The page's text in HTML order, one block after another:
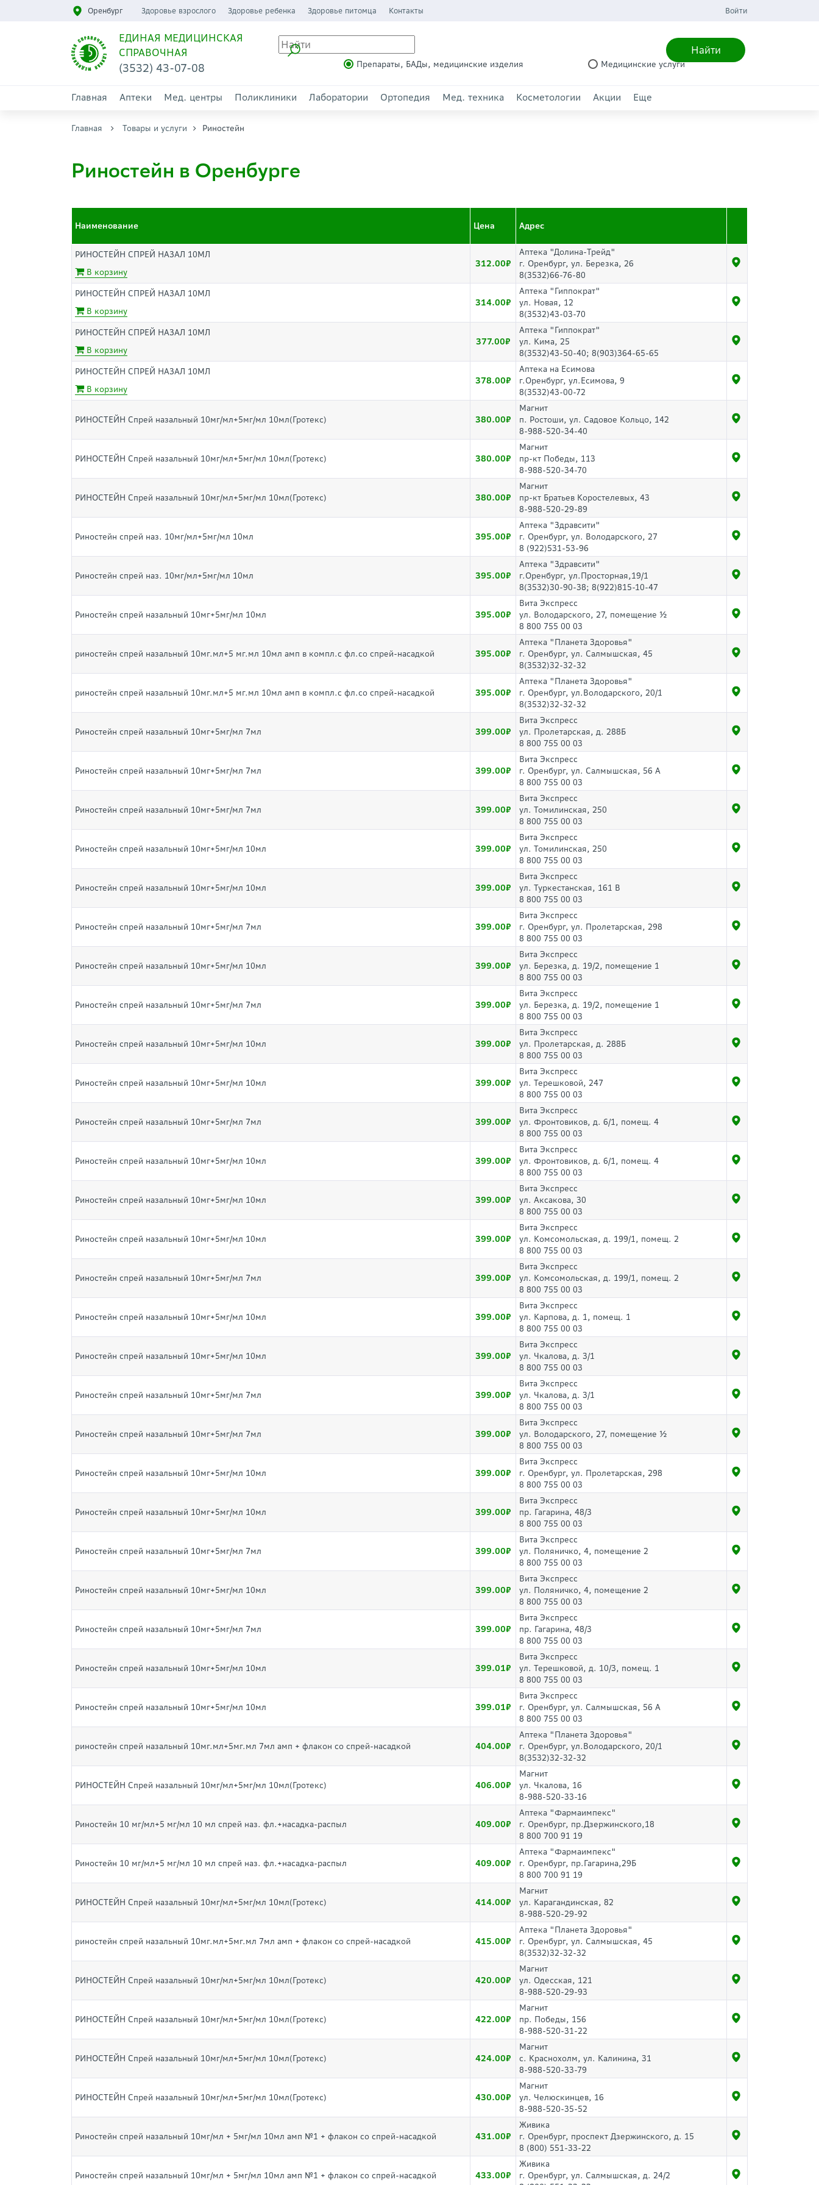
Оренбург Здоровье взрослого Здоровье ребенка Здоровье питомца Контакты Войти
ЕДИНАЯ МЕДИЦИНСКАЯ
СПРАВОЧНАЯ
(3532) 43-07-08
Найти
Препараты, БАДы, медицинские изделия Медицинские услуги
Главная Аптеки Мед. центры Поликлиники Лаборатории Ортопедия Мед. техника Косметологии Акции Еще
Главная Товары и услуги Риностейн
Риностейн в Оренбурге
Наименование Цена Адрес
РИНОСТЕЙН СПРЕЙ НАЗАЛ 10МЛ
В корзину
312.00
Аптека "Долина-Трейд"
г. Оренбург, ул. Березка, 26
8(3532)66-76-80
РИНОСТЕЙН СПРЕЙ НАЗАЛ 10МЛ
В корзину
314.00
Аптека "Гиппократ"
ул. Новая, 12
8(3532)43-03-70
РИНОСТЕЙН СПРЕЙ НАЗАЛ 10МЛ
В корзину
377.00
Аптека "Гиппократ"
ул. Кима, 25
8(3532)43-50-40; 8(903)364-65-65
РИНОСТЕЙН СПРЕЙ НАЗАЛ 10МЛ
В корзину
378.00
Аптека на Есимова
г.Оренбург, ул.Есимова, 9
8(3532)43-00-72
РИНОСТЕЙН Спрей назальный 10мг/мл+5мг/мл 10мл(Гротекс) 380.00
Магнит
п. Ростоши, ул. Садовое Кольцо, 142
8-988-520-34-40
РИНОСТЕЙН Спрей назальный 10мг/мл+5мг/мл 10мл(Гротекс) 380.00
Магнит
пр-кт Победы, 113
8-988-520-34-70
РИНОСТЕЙН Спрей назальный 10мг/мл+5мг/мл 10мл(Гротекс) 380.00
Магнит
пр-кт Братьев Коростелевых, 43
8-988-520-29-89
Риностейн спрей наз. 10мг/мл+5мг/мл 10мл 395.00
Аптека "Здравсити"
г. Оренбург, ул. Володарского, 27
8 (922)531-53-96
Риностейн спрей наз. 10мг/мл+5мг/мл 10мл 395.00
Аптека "Здравсити"
г.Оренбург, ул.Просторная,19/1
8(3532)30-90-38; 8(922)815-10-47
Риностейн спрей назальный 10мг+5мг/мл 10мл 395.00
Вита Экспресс
ул. Володарского, 27, помещение ½
8 800 755 00 03
риностейн спрей назальный 10мг.мл+5 мг.мл 10мл амп в компл.с фл.со спрей-насадкой 395.00
Аптека "Планета Здоровья"
г. Оренбург, ул. Салмышская, 45
8(3532)32-32-32
риностейн спрей назальный 10мг.мл+5 мг.мл 10мл амп в компл.с фл.со спрей-насадкой 395.00
Аптека "Планета Здоровья"
г. Оренбург, ул.Володарского, 20/1
8(3532)32-32-32
Риностейн спрей назальный 10мг+5мг/мл 7мл 399.00
Вита Экспресс
ул. Пролетарская, д. 288Б
8 800 755 00 03
Риностейн спрей назальный 10мг+5мг/мл 7мл 399.00
Вита Экспресс
г. Оренбург, ул. Салмышская, 56 А
8 800 755 00 03
Риностейн спрей назальный 10мг+5мг/мл 7мл 399.00
Вита Экспресс
ул. Томилинская, 250
8 800 755 00 03
Риностейн спрей назальный 10мг+5мг/мл 10мл 399.00
Вита Экспресс
ул. Томилинская, 250
8 800 755 00 03
Риностейн спрей назальный 10мг+5мг/мл 10мл 399.00
Вита Экспресс
ул. Туркестанская, 161 В
8 800 755 00 03
Риностейн спрей назальный 10мг+5мг/мл 7мл 399.00
Вита Экспресс
г. Оренбург, ул. Пролетарская, 298
8 800 755 00 03
Риностейн спрей назальный 10мг+5мг/мл 10мл 399.00
Вита Экспресс
ул. Березка, д. 19/2, помещение 1
8 800 755 00 03
Риностейн спрей назальный 10мг+5мг/мл 7мл 399.00
Вита Экспресс
ул. Березка, д. 19/2, помещение 1
8 800 755 00 03
Риностейн спрей назальный 10мг+5мг/мл 10мл 399.00
Вита Экспресс
ул. Пролетарская, д. 288Б
8 800 755 00 03
Риностейн спрей назальный 10мг+5мг/мл 10мл 399.00
Вита Экспресс
ул. Терешковой, 247
8 800 755 00 03
Риностейн спрей назальный 10мг+5мг/мл 7мл 399.00
Вита Экспресс
ул. Фронтовиков, д. 6/1, помещ. 4
8 800 755 00 03
Риностейн спрей назальный 10мг+5мг/мл 10мл 399.00
Вита Экспресс
ул. Фронтовиков, д. 6/1, помещ. 4
8 800 755 00 03
Риностейн спрей назальный 10мг+5мг/мл 10мл 399.00
Вита Экспресс
ул. Аксакова, 30
8 800 755 00 03
Риностейн спрей назальный 10мг+5мг/мл 10мл 399.00
Вита Экспресс
ул. Комсомольская, д. 199/1, помещ. 2
8 800 755 00 03
Риностейн спрей назальный 10мг+5мг/мл 7мл 399.00
Вита Экспресс
ул. Комсомольская, д. 199/1, помещ. 2
8 800 755 00 03
Риностейн спрей назальный 10мг+5мг/мл 10мл 399.00
Вита Экспресс
ул. Карпова, д. 1, помещ. 1
8 800 755 00 03
Риностейн спрей назальный 10мг+5мг/мл 10мл 399.00
Вита Экспресс
ул. Чкалова, д. 3/1
8 800 755 00 03
Риностейн спрей назальный 10мг+5мг/мл 7мл 399.00
Вита Экспресс
ул. Чкалова, д. 3/1
8 800 755 00 03
Риностейн спрей назальный 10мг+5мг/мл 7мл 399.00
Вита Экспресс
ул. Володарского, 27, помещение ½
8 800 755 00 03
Риностейн спрей назальный 10мг+5мг/мл 10мл 399.00
Вита Экспресс
г. Оренбург, ул. Пролетарская, 298
8 800 755 00 03
Риностейн спрей назальный 10мг+5мг/мл 10мл 399.00
Вита Экспресс
пр. Гагарина, 48/3
8 800 755 00 03
Риностейн спрей назальный 10мг+5мг/мл 7мл 399.00
Вита Экспресс
ул. Поляничко, 4, помещение 2
8 800 755 00 03
Риностейн спрей назальный 10мг+5мг/мл 10мл 399.00
Вита Экспресс
ул. Поляничко, 4, помещение 2
8 800 755 00 03
Риностейн спрей назальный 10мг+5мг/мл 7мл 399.00
Вита Экспресс
пр. Гагарина, 48/3
8 800 755 00 03
Риностейн спрей назальный 10мг+5мг/мл 10мл 399.01
Вита Экспресс
ул. Терешковой, д. 10/3, помещ. 1
8 800 755 00 03
Риностейн спрей назальный 10мг+5мг/мл 10мл 399.01
Вита Экспресс
г. Оренбург, ул. Салмышская, 56 А
8 800 755 00 03
риностейн спрей назальный 10мг.мл+5мг.мл 7мл амп + флакон со спрей-насадкой 404.00
Аптека "Планета Здоровья"
г. Оренбург, ул.Володарского, 20/1
8(3532)32-32-32
РИНОСТЕЙН Спрей назальный 10мг/мл+5мг/мл 10мл(Гротекс) 406.00
Магнит
ул. Чкалова, 16
8-988-520-33-16
Риностейн 10 мг/мл+5 мг/мл 10 мл спрей наз. фл.+насадка-распыл 409.00
Аптека "Фармаимпекс"
г. Оренбург, пр.Дзержинского,18
8 800 700 91 19
Риностейн 10 мг/мл+5 мг/мл 10 мл спрей наз. фл.+насадка-распыл 409.00
Аптека "Фармаимпекс"
г. Оренбург, пр.Гагарина,29Б
8 800 700 91 19
РИНОСТЕЙН Спрей назальный 10мг/мл+5мг/мл 10мл(Гротекс) 414.00
Магнит
ул. Карагандинская, 82
8-988-520-29-92
риностейн спрей назальный 10мг.мл+5мг.мл 7мл амп + флакон со спрей-насадкой 415.00
Аптека "Планета Здоровья"
г. Оренбург, ул. Салмышская, 45
8(3532)32-32-32
РИНОСТЕЙН Спрей назальный 10мг/мл+5мг/мл 10мл(Гротекс) 420.00
Магнит
ул. Одесская, 121
8-988-520-29-93
РИНОСТЕЙН Спрей назальный 10мг/мл+5мг/мл 10мл(Гротекс) 422.00
Магнит
пр. Победы, 156
8-988-520-31-22
РИНОСТЕЙН Спрей назальный 10мг/мл+5мг/мл 10мл(Гротекс) 424.00
Магнит
с. Краснохолм, ул. Калинина, 31
8-988-520-33-79
РИНОСТЕЙН Спрей назальный 10мг/мл+5мг/мл 10мл(Гротекс) 430.00
Магнит
ул. Челюскинцев, 16
8-988-520-35-52
Риностейн спрей назальный 10мг/мл + 5мг/мл 10мл амп №1 + флакон со спрей-насадкой 431.00
Живика
г. Оренбург, проспект Дзержинского, д. 15
8 (800) 551-33-22
Риностейн спрей назальный 10мг/мл + 5мг/мл 10мл амп №1 + флакон со спрей-насадкой 433.00
Живика
г. Оренбург, ул. Салмышская, д. 24/2